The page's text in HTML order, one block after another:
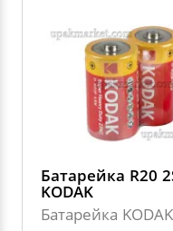
Батарейка R20
KODAK
Батарейка KODAK